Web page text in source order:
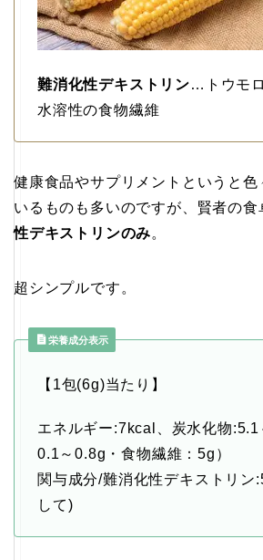
難消化性デキストリン…トウモ
水溶性の食物繊維
健康食品やサプリメントというと色
いるものも多いのですが、賢者の食
性デキストリンのみ。
超シンプルです。
栄養成分表示
【1包(6g)当たり】
エネルギー:7kcal、炭水化物:5.1
0.1～0.8g・食物繊維：5g）
関与成分/難消化性デキストリン
して)